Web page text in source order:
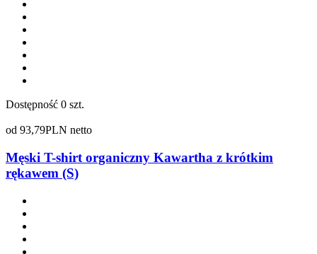
Dostępność 0 szt.
od 93,79PLN netto
Męski T-shirt organiczny Kawartha z krótkim
rękawem (S)